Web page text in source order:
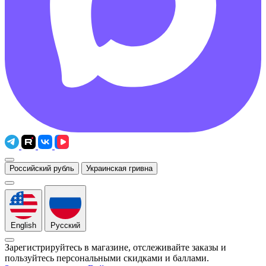
Российский рубль Украинская гривна
English Русский
Зарегистрируйтесь в магазине, отслеживайте заказы и
пользуйтесь персональными скидками и баллами.